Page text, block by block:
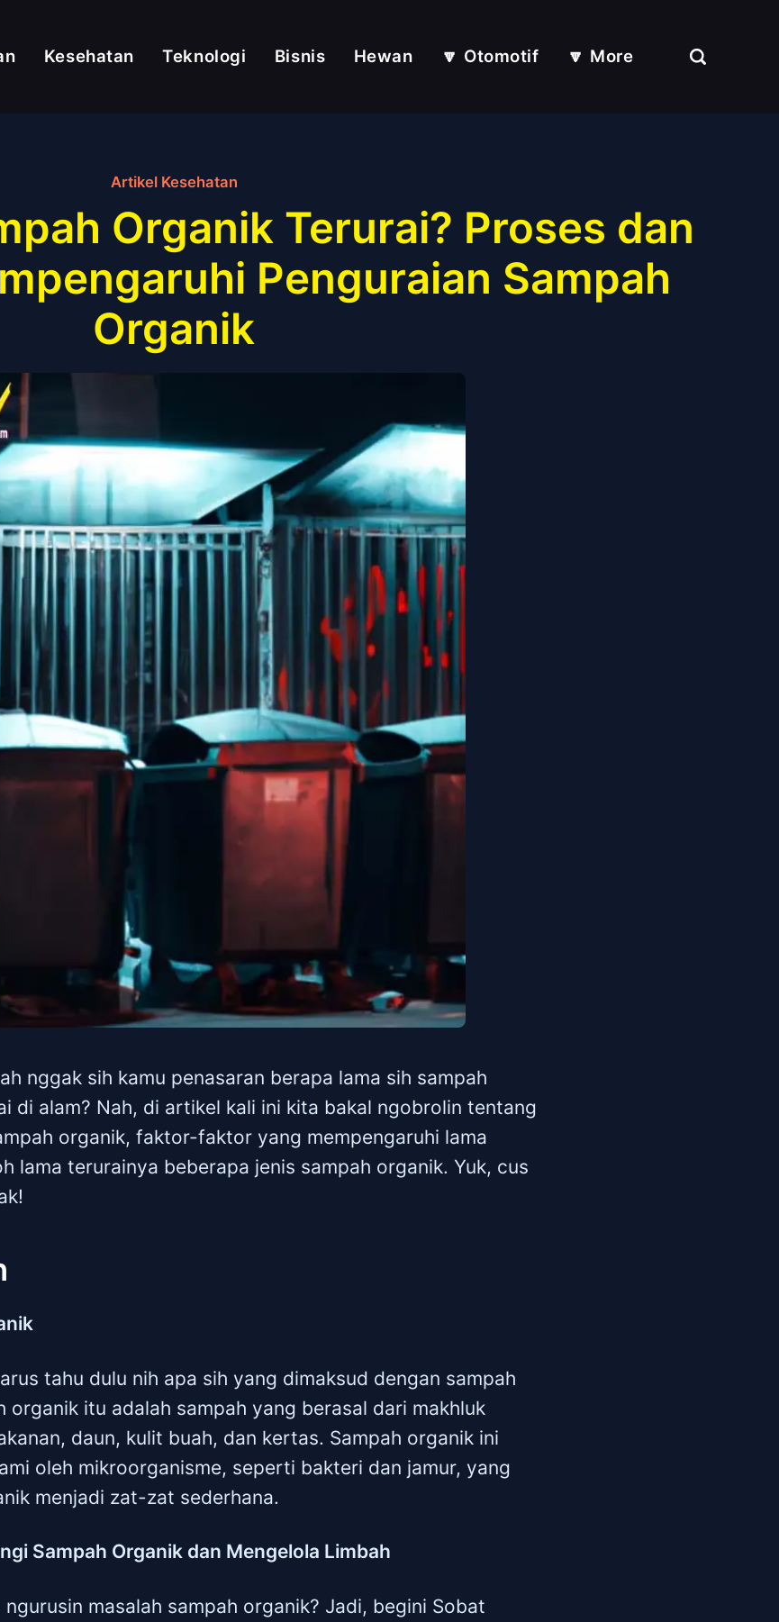
Kesehatan Teknologi Bisnis Hewan 🔽 Otomotif 🔽 More
Artikel Kesehatan
Organik Terurai? Proses dan
Penguraian Sampah
Organik
nggak sih kamu penasaran berapa lama sih sampah
di alam? Nah, di artikel kali ini kita bakal ngobrolin tentang
organik, faktor-faktor yang mempengaruhi lama
lama terurainya beberapa jenis sampah organik. Yuk, cus
tahu dulu nih apa sih yang dimaksud dengan sampah
organik itu adalah sampah yang berasal dari makhluk
daun, kulit buah, dan kertas. Sampah organik ini
oleh mikroorganisme, seperti bakteri dan jamur, yang
menjadi zat-zat sederhana.
Sampah Organik dan Mengelola Limbah
masalah sampah organik? Jadi, begini Sobat